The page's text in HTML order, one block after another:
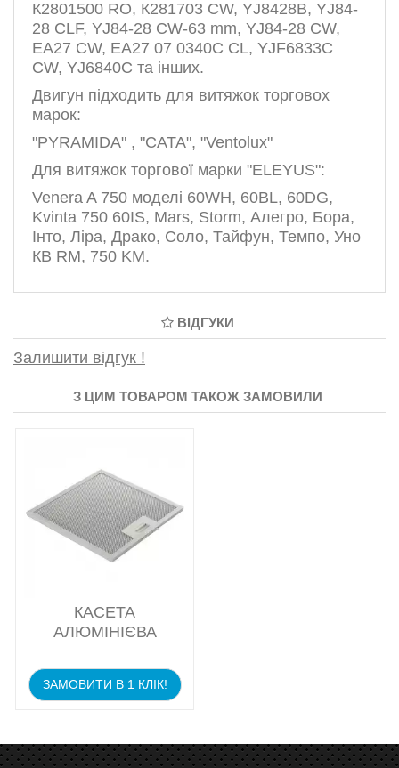
К2801500 RO, К281703 CW, YJ8428B, YJ84-
28 CLF, YJ84-28 CW-63 mm, YJ84-28 CW,
EA27 CW, EA27 07 0340C CL, YJF6833C
CW, YJ6840C та інших.
Двигун підходить для витяжок торговох
марок:
"PYRAMIDA" , "CATA", "Ventolux"
Для витяжок торгової марки "ELEYUS":
Venera A 750 моделі 60WH, 60BL, 60DG,
Kvinta 750 60IS, Mars, Storm, Алегро, Бора,
Інто, Ліра, Драко, Соло, Тайфун, Темпо, Уно
КВ RM, 750 KM.
ВІДГУКИ
Залишити відгук !
З ЦИМ ТОВАРОМ ТАКОЖ ЗАМОВИЛИ
КАСЕТА
АЛЮМІНІЄВА
ЗАМОВИТИ В 1 КЛІК!